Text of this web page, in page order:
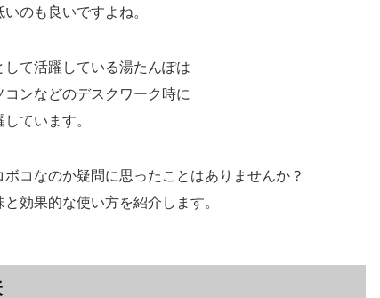
のも良いですよね。
て活躍している湯たんぽは
ンなどのデスクワーク時に
ています。
コなのか疑問に思ったことはありませんか？
効果的な使い方を紹介します。